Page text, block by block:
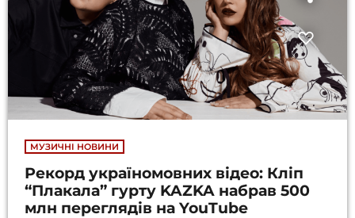
МУЗИЧНІ НОВИНИ
Рекорд україномовних відео: Кліп
“Плакала” гурту KAZKA набрав 500
млн переглядів на YouTube